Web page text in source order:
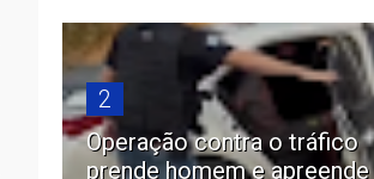
2
Operação contra o tráfico
prende homem e apreende